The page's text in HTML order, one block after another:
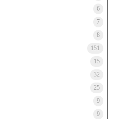
6
7
8
151
15
32
25
9
9